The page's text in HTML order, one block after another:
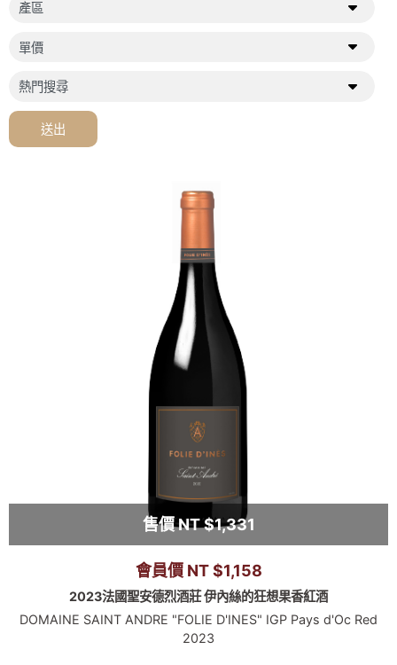
送出
售價 NT $1,331
會員價 NT $1,158
2023法國聖安德烈酒莊 伊內絲的狂想果香紅酒
DOMAINE SAINT ANDRE "FOLIE D'INES" IGP Pays d'Oc Red
2023